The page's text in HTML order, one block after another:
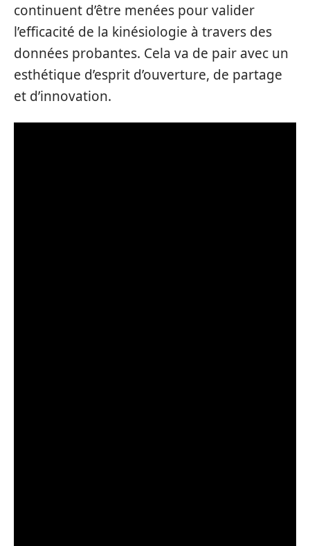
continuent d’être menées pour valider
l’efficacité de la kinésiologie à travers des
données probantes. Cela va de pair avec un
esthétique d’esprit d’ouverture, de partage
et d’innovation.